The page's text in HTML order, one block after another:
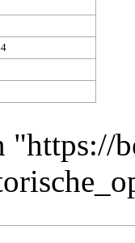
"https://